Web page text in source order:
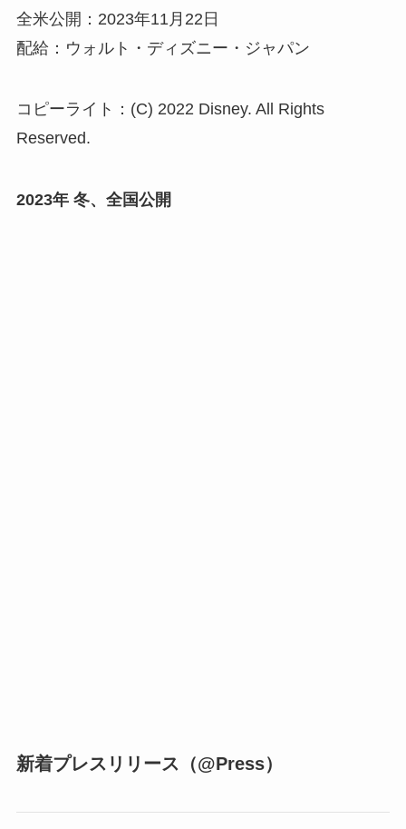
全米公開：2023年11月22日
配給：ウォルト・ディズニー・ジャパン
コピーライト：(C) 2022 Disney. All Rights
Reserved.
2023年 冬、全国公開
新着プレスリリース（@Press）